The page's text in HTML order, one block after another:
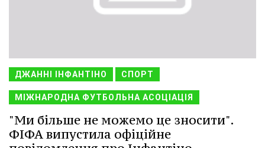
ДЖАННІ ІНФАНТІНО СПОРТ
МІЖНАРОДНА ФУТБОЛЬНА АСОЦІАЦІЯ
"Ми більше не можемо це зносити".
ФІФА випустила офіційне